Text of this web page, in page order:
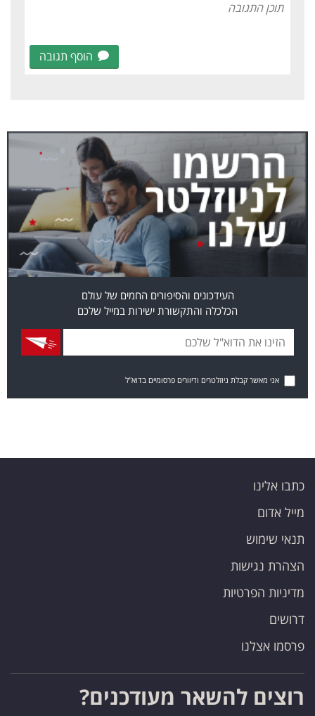
הוסף תגובה
העידכונים והסיפורים החמים של עולם
הכלכלה והתקשורת ישירות במייל שלכם
אני מאשר קבלת ניוזלטרים ודיוורים פרסומיים בדוא"ל
כתבו אלינו
מייל אדום
תנאי שימוש
הצהרת נגישות
מדיניות הפרטיות
דרושים
פרסמו אצלנו
רוצים להשאר מעודכנים?